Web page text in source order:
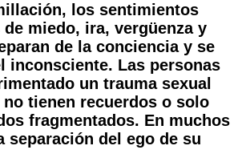
los sentimientos
miedo, ira, vergüenza y
de la conciencia y se
inconsciente. Las personas
un trauma sexual
no tienen recuerdos o solo
fragmentados. En muchos
separación del ego de su